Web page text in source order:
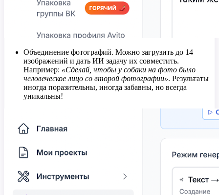
Объединение фотографий. Можно загрузить до 14
изображений и дать ИИ задачу их совместить.
Например: «Сделай, чтобы у собаки на фото было
человеческое лицо со второй фотографии». Результаты
иногда поразительны, иногда забавны, но всегда
уникальны!